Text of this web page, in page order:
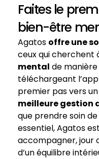
Faites le
bien-être
Agatos offre une
ceux qui cherchent
mental de
téléchargeant
premier pas vers un
meilleure gestion
que prendre soin
essentiel, Agatos
accompagner, jour
d’un équilibre